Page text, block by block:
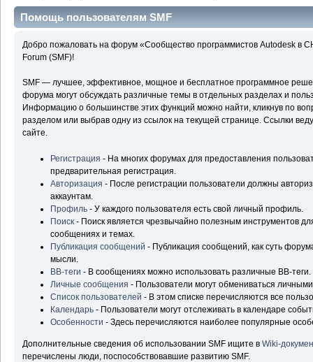
Помощь пользователям SMF
Добро пожаловать на форум «Сообщество программистов Autodesk в
Forum (SMF)!
SMF — лучшее, эффективное, мощное и бесплатное программное
форума могут обсуждать различные темы в отдельных разделах и
Информацию о большинстве этих функций можно найти, кликнув по
разделом или выбрав одну из ссылок на текущей странице. Ссылки
сайте.
Регистрация - На многих форумах для предоставления
предварительная регистрация.
Авторизация - После регистрации пользователи должны
аккаунтам.
Профиль - У каждого пользователя есть свой личный профиль.
Поиск - Поиск является чрезвычайно полезным инструментов
сообщениях и темах.
Публикация сообщений - Публикация сообщений, как суть
мысли.
BB-теги - В сообщениях можно использовать различные BB-теги.
Личные сообщения - Пользователи могут обмениваться
Список пользователей - В этом списке перечисляются все
Календарь - Пользователи могут отслеживать в календаре
Особенности - Здесь перечисляются наиболее популярные
Дополнительные сведения об использовании SMF ищите вWiki-
перечислены люди, поспособствовавшие развитию SMF.